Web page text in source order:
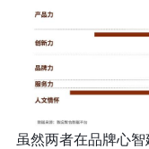
虽然两者在品牌心